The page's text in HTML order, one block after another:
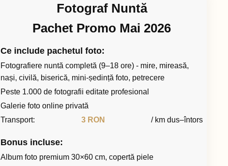
Fotograf Nuntă
Pachet Promo Mai 2026
Ce include pachetul foto:
Fotografiere nuntă completă (9–18 ore) - mire, mireasă,
nași, civilă, biserică, mini-ședință foto, petrecere
Peste 1.000 de fotografii editate profesional
Galerie foto online privată
Transport:
3 RON / km dus–întors
Bonus incluse:
Album foto premium 30×60 cm, copertă piele